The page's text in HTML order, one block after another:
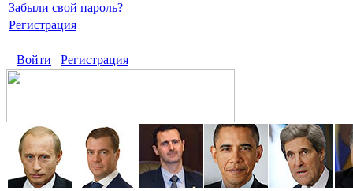
Забыли свой пароль?
Регистрация
Войти Регистрация